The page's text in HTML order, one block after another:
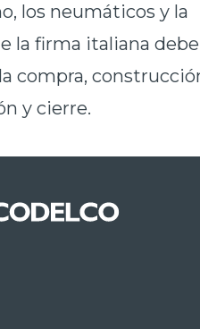
los neumáticos y la
la firma italiana debe
compra,
y cierre.